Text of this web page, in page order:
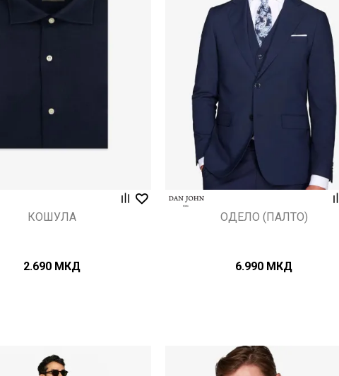
Uporedi
КОШУЛА
2.690 МКД
Uporedi
ОДЕЛО (ПАЛТО)
6.990 МКД